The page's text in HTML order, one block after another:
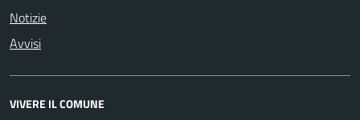
Notizie
Avvisi
VIVERE IL COMUNE